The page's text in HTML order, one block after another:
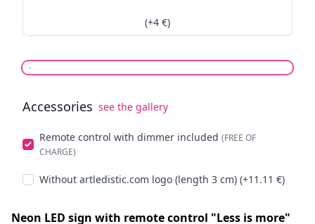
(+4 €)
Accessories see the gallery
Remote control with dimmer included (FREE OF
CHARGE)
Without artledistic.com logo (length 3 cm) (+11.11 €)
Neon LED sign with remote control "Less is more"